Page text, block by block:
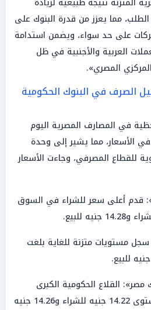
الطلب، مما يعزز من قدرة البنوك على
على حد سواء، ويضمن استدامة
العربية والأجنبية في ظل
المصري».
الصرف في البنوك الحكومية
في المصارف المصرية اليوم
في الأسعار، مما يشير إلى وحدة
للقطاع المصرفي، وجاءت الأسعار
قدم أعلى سعر للشراء في السوق
مستويات متزنة للغاية بلغت
القلاع الحكومية الكبرى
سجلت استقراراً تاماً عند مستوى 14.22 جنيه للشراء و14.26 جنيه